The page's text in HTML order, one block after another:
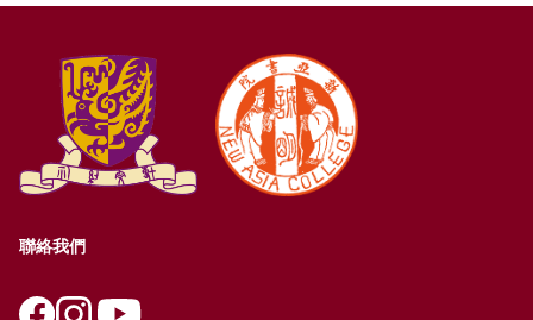
聯絡我們